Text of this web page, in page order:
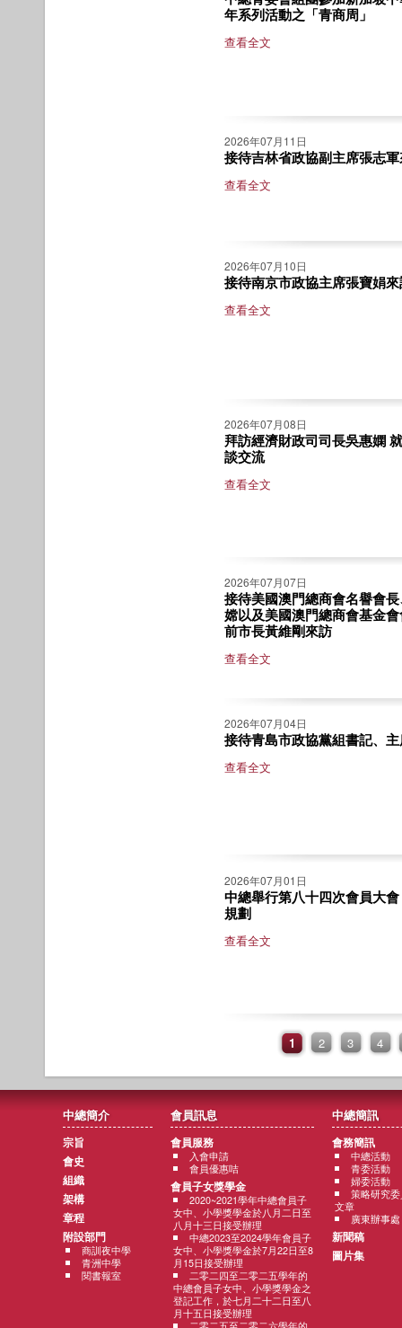
年系列活動之「青商周」
查看全文
2026年07月11日
接待吉林省政協副主席張志
查看全文
2026年07月10日
接待南京市政協主席張寶娟
查看全文
2026年07月08日
拜訪經濟財政司司長吳惠嫻
談交流
查看全文
2026年07月07日
接待美國澳門總商會名譽會
嫦以及美國澳門總商會基金
前市長黃維剛來訪
查看全文
2026年07月04日
接待青島市政協黨組書記、
查看全文
2026年07月01日
中總舉行第八十四次會員大
規劃
查看全文
1 2 3 4
中總簡介
宗旨
會史
組織
架構
章程
附設部門
商訓夜中學
青洲中學
閱書報室
會員訊息
會員服務
入會申請
會員優惠咭
會員子女獎學金
2020~2021學年中總會員子
女中、小學獎學金於八月二日至
八月十三日接受辦理
中總2023至2024學年會員子
女中、小學獎學金於7月22日至8
月15日接受辦理
二零二四至二零二五學年的
中總會員子女中、小學獎學金之
登記工作，於七月二十二日至八
月十五日接受辦理
中總簡訊
會務簡訊
中總活動
青委活動
婦委活動
策略研究
文章
廣東辦事處
新聞稿
圖片集